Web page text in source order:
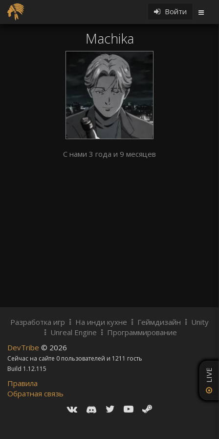
Войти
LIVE
Machika
С нами 3 года и 9 месяцев
Разработка игр На инди кухне Геймдизайн
Unity
Unreal Engine
Программирование
DevTribe © 2026
Сейчас на сайте 0 пользователей и 1211 гость
Build 1.12.115
Правила
Обратная связь